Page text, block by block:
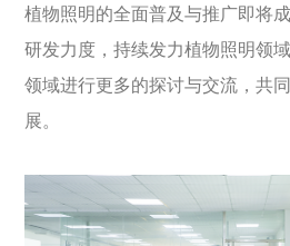
植物照明的全面普及与推广即将
研发力度，持续发力植物照明领
领域进行更多的探讨与交流，共
展。